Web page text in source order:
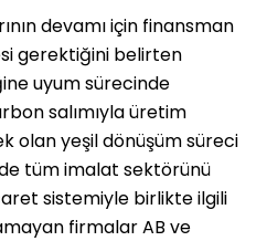
devamı için finansman
gerektiğini belirten
uyum sürecinde
salımıyla üretim
olan yeşil dönüşüm süreci
tüm imalat sektörünü
sistemiyle birlikte ilgili
firmalar AB ve